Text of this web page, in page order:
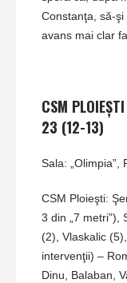
Constanţa, să-
avans mai clar
CSM
23 (12-13)
Sala: „Olimpia”,
CSM Ploieşti:
3 din „7 metri”),
(2), Vlaskalic
intervenţii) –
Dinu, Balaban,